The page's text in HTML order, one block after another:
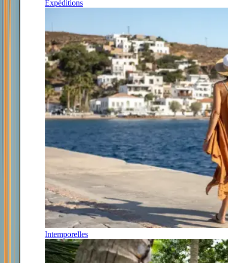
Expéditions
Intemporelles